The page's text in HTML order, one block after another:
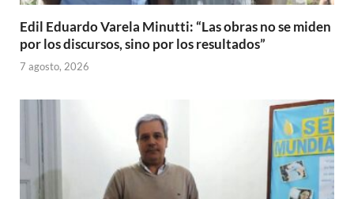
Edil Eduardo Varela Minutti: “Las obras no se miden
por los discursos, sino por los resultados”
7 agosto, 2026